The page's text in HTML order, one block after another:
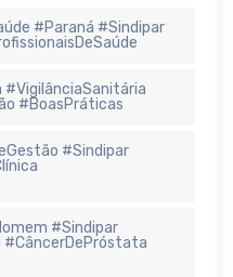
#Paraná #Sindipar
#VigilânciaSanitária
#BoasPráticas
#Sindipar
#Sindipar